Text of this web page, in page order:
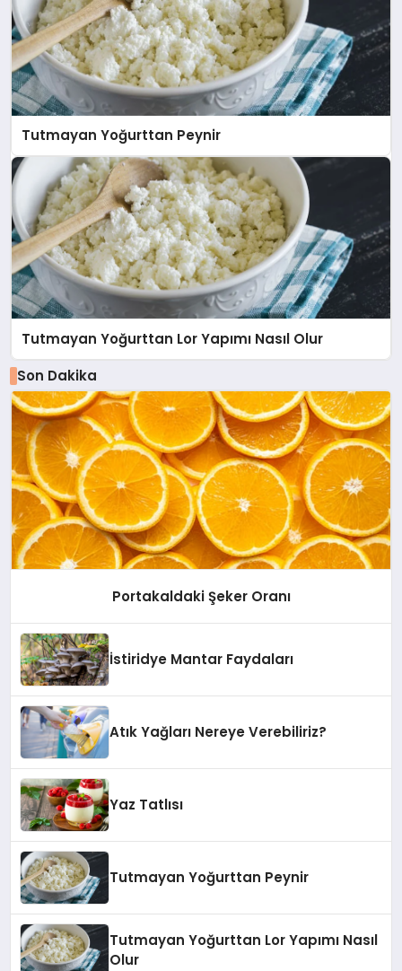
Tutmayan Yoğurttan Peynir
Tutmayan Yoğurttan Lor Yapımı Nasıl Olur
Son Dakika
Portakaldaki Şeker Oranı
İstiridye Mantar Faydaları
Atık Yağları Nereye Verebiliriz?
Yaz Tatlısı
Tutmayan Yoğurttan Peynir
Tutmayan Yoğurttan Lor Yapımı Nasıl
Olur